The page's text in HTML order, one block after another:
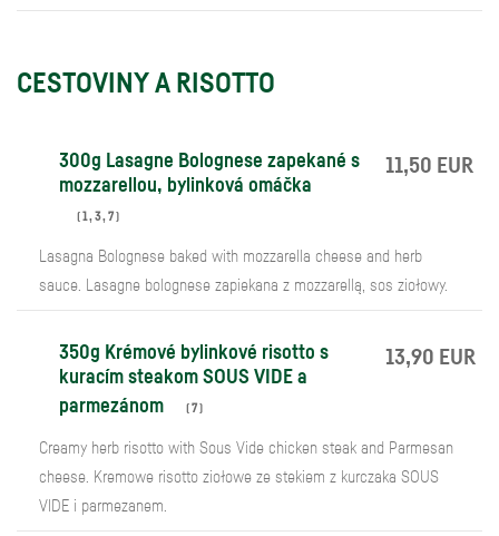
CESTOVINY A RISOTTO
300g Lasagne Bolognese zapekané s
mozzarellou, bylinková omáčka
(1,3,7)
11,50 EUR
Lasagna Bolognese baked with mozzarella cheese and herb
sauce. Lasagne bolognese zapiekana z mozzarellą, sos ziołowy.
350g Krémové bylinkové risotto s
kuracím steakom SOUS VIDE a
parmezánom
(7)
13,90 EUR
Creamy herb risotto with Sous Vide chicken steak and Parmesan
cheese. Kremowe risotto ziołowe ze stekiem z kurczaka SOUS
VIDE i parmezanem.